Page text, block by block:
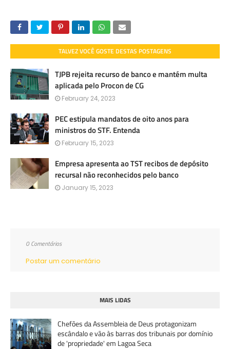
TALVEZ VOCÊ GOSTE DESTAS POSTAGENS
TJPB rejeita recurso de banco e mantém multa
aplicada pelo Procon de CG
February 24, 2023
PEC estipula mandatos de oito anos para
ministros do STF. Entenda
February 15, 2023
Empresa apresenta ao TST recibos de depósito
recursal não reconhecidos pelo banco
January 15, 2023
0 Comentários
Postar um comentário
MAIS LIDAS
Chefões da Assembleia de Deus protagonizam
escândalo e vão às barras dos tribunais por domínio
de 'propriedade' em Lagoa Seca